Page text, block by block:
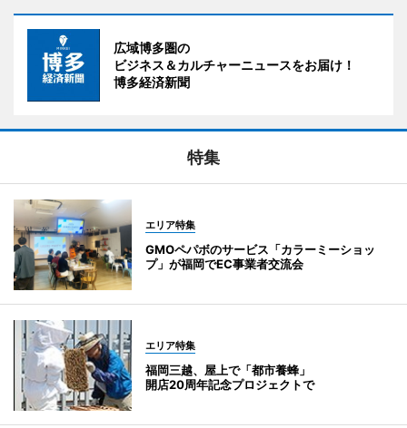
広域博多圏の
ビジネス＆カルチャーニュースをお届け！
博多経済新聞
特集
エリア特集
GMOペパボのサービス「カラーミーショッ
プ」が福岡でEC事業者交流会
エリア特集
福岡三越、屋上で「都市養蜂」
開店20周年記念プロジェクトで